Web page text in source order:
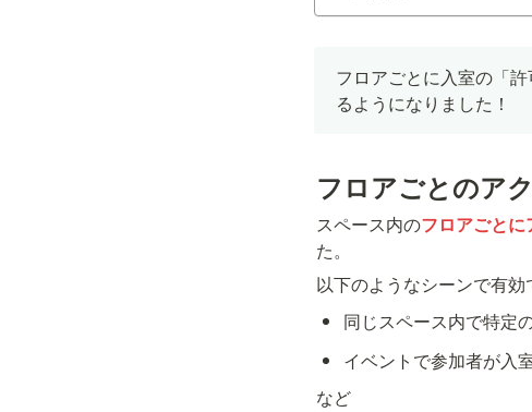
フロアごとに入室の「
るようになりました！
フロアごとのア
スペース内のフロアごと
た。
以下のようなシーンで有効
同じスペース内で特定
イベントで参加者が入
など